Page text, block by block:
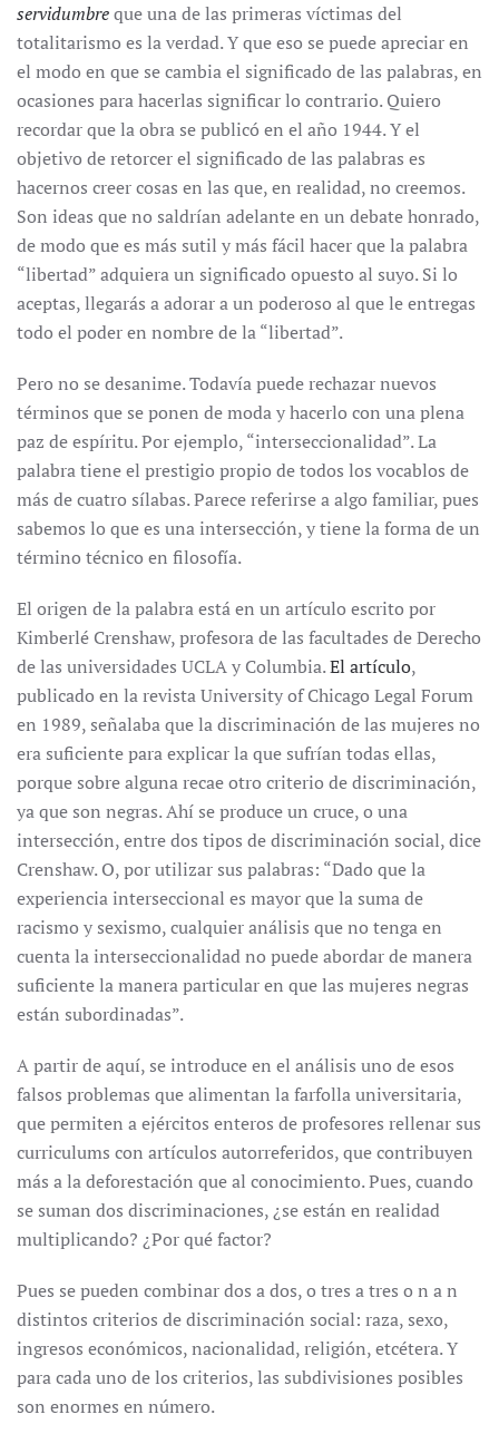
servidumbreque una de las primeras víctimas del
totalitarismo es la verdad. Y que eso se puede apreciar en
el modo en que se cambia el significado de las palabras, en
ocasiones para hacerlas significar lo contrario. Quiero
recordar que la obra se publicó en el año 1944. Y el
objetivo de retorcer el significado de las palabras es
hacernos creer cosas en las que, en realidad, no creemos.
Son ideas que no saldrían adelante en un debate honrado,
de modo que es más sutil y más fácil hacer que la palabra
“libertad” adquiera un significado opuesto al suyo. Si lo
aceptas, llegarás a adorar a un poderoso al que le entregas
todo el poder en nombre de la “libertad”.
Pero no se desanime. Todavía puede rechazar nuevos
términos que se ponen de moda y hacerlo con una plena
paz de espíritu. Por ejemplo, “interseccionalidad”. La
palabra tiene el prestigio propio de todos los vocablos de
más de cuatro sílabas. Parece referirse a algo familiar, pues
sabemos lo que es una intersección, y tiene la forma de un
término técnico en filosofía.
El origen de la palabra está en un artículo escrito por
Kimberlé Crenshaw, profesora de las facultades de Derecho
de las universidades UCLA y Columbia.El artículo,
publicado en la revista University of Chicago Legal Forum
en 1989, señalaba que la discriminación de las mujeres no
era suficiente para explicar la que sufrían todas ellas,
porque sobre alguna recae otro criterio de discriminación,
ya que son negras. Ahí se produce un cruce, o una
intersección, entre dos tipos de discriminación social, dice
Crenshaw. O, por utilizar sus palabras: “Dado que la
experiencia interseccional es mayor que la suma de
racismo y sexismo, cualquier análisis que no tenga en
cuenta la interseccionalidad no puede abordar de manera
suficiente la manera particular en que las mujeres negras
están subordinadas”.
A partir de aquí, se introduce en el análisis uno de esos
falsos problemas que alimentan la farfolla universitaria,
que permiten a ejércitos enteros de profesores rellenar sus
curriculums con artículos autorreferidos, que contribuyen
más a la deforestación que al conocimiento. Pues, cuando
se suman dos discriminaciones, ¿se están en realidad
multiplicando? ¿Por qué factor?
Pues se pueden combinar dos a dos, o tres a tres o n a n
distintos criterios de discriminación social: raza, sexo,
ingresos económicos, nacionalidad, religión, etcétera. Y
para cada uno de los criterios, las subdivisiones posibles
son enormes en número.